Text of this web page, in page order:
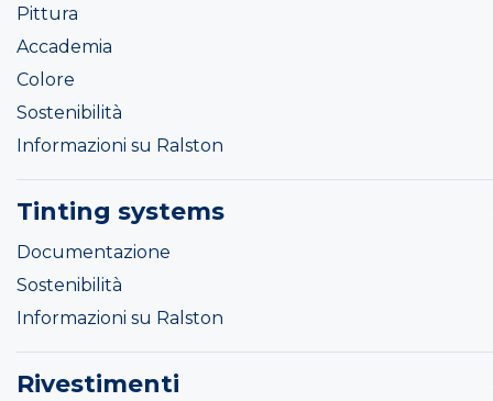
Pittura
Accademia
Colore
Sostenibilità
Informazioni su Ralston
Tinting systems
Documentazione
Sostenibilità
Informazioni su Ralston
Rivestimenti